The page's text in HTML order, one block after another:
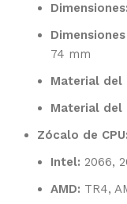
Dimensiones:
74 mm
Material del
Material del
Zócalo de CPU:
Intel: 2066,
AMD: TR4,